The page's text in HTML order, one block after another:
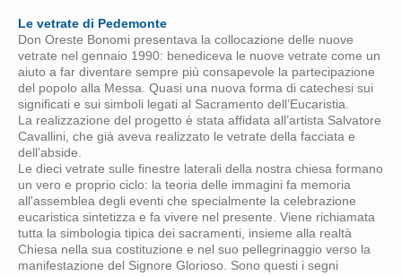
Le vetrate di Pedemonte
Don Oreste Bonomi presentava la collocazione delle nuove
vetrate nel gennaio 1990: benediceva le nuove vetrate come un
aiuto a far diventare sempre più consapevole la partecipazione
del popolo alla Messa. Quasi una nuova forma di catechesi sui
significati e sui simboli legati al Sacramento dell’Eucaristia.
La realizzazione del progetto è stata affidata all’artista Salvatore
Cavallini, che già aveva realizzato le vetrate della facciata e
dell’abside.
Le dieci vetrate sulle finestre laterali della nostra chiesa formano
un vero e proprio ciclo: la teoria delle immagini fa memoria
all'assemblea degli eventi che specialmente la celebrazione
eucaristica sintetizza e fa vivere nel presente. Viene richiamata
tutta la simbologia tipica dei sacramenti, insieme alla realtà
Chiesa nella sua costituzione e nel suo pellegrinaggio verso la
manifestazione del Signore Glorioso. Sono questi i segni